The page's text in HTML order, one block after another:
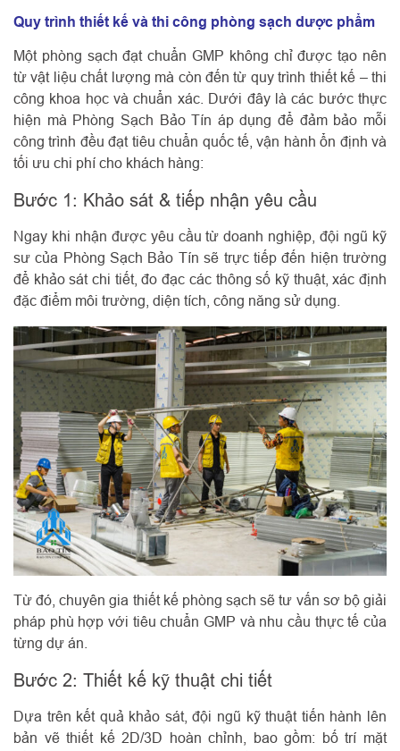
Quy trình thiết kế và thi công phòng sạch dược phẩm
Một phòng sạch đạt chuẩn GMP không chỉ được tạo nên
từ vật liệu chất lượng mà còn đến từ quy trình thiết kế – thi
công khoa học và chuẩn xác. Dưới đây là các bước thực
hiện mà Phòng Sạch Bảo Tín áp dụng để đảm bảo mỗi
công trình đều đạt tiêu chuẩn quốc tế, vận hành ổn định và
tối ưu chi phí cho khách hàng:
Bước 1: Khảo sát & tiếp nhận yêu cầu
Ngay khi nhận được yêu cầu từ doanh nghiệp, đội ngũ kỹ
sư của Phòng Sạch Bảo Tín sẽ trực tiếp đến hiện trường
để khảo sát chi tiết, đo đạc các thông số kỹ thuật, xác định
đặc điểm môi trường, diện tích, công năng sử dụng.
Từ đó, chuyên gia thiết kế phòng sạch sẽ tư vấn sơ bộ giải
pháp phù hợp với tiêu chuẩn GMP và nhu cầu thực tế của
từng dự án.
Bước 2: Thiết kế kỹ thuật chi tiết
Dựa trên kết quả khảo sát, đội ngũ kỹ thuật tiến hành lên
bản vẽ thiết kế 2D/3D hoàn chỉnh, bao gồm: bố trí mặt